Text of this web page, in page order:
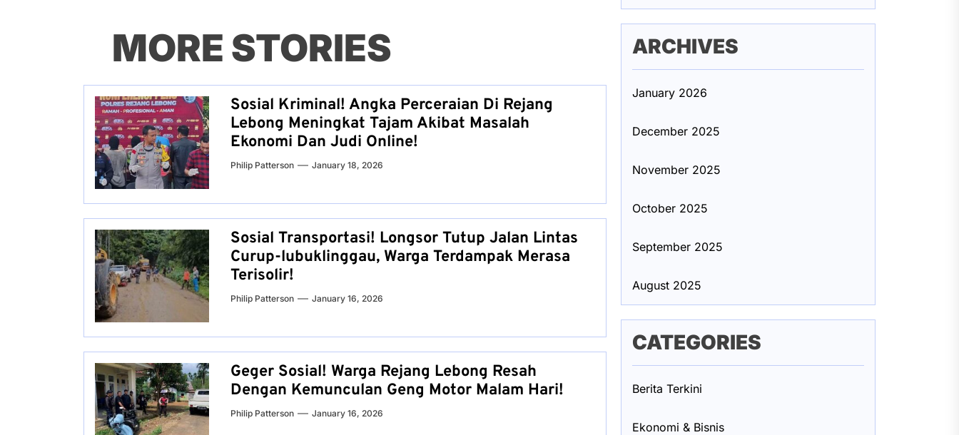
MORE STORIES
Sosial Kriminal! Angka Perceraian Di Rejang
Lebong Meningkat Tajam Akibat Masalah
Ekonomi Dan Judi Online!
Philip Patterson January 18, 2026
Sosial Transportasi! Longsor Tutup Jalan Lintas
Curup-lubuklinggau, Warga Terdampak Merasa
Terisolir!
Philip Patterson January 16, 2026
Geger Sosial! Warga Rejang Lebong Resah
Dengan Kemunculan Geng Motor Malam Hari!
Philip Patterson January 16, 2026
ARCHIVES
January 2026
December 2025
November 2025
October 2025
September 2025
August 2025
CATEGORIES
Berita Terkini
Ekonomi & Bisnis